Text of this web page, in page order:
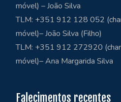
móvel) – João Silva
TLM: +351 912 128 052
móvel)– João Silva (Filho)
TLM: +351 912 272920
móvel)– Ana Margarida Silva
Falecimentos recentes